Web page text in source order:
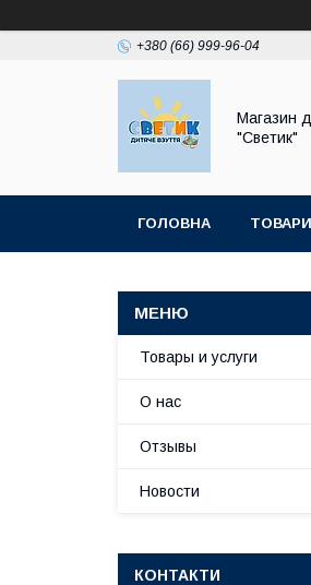
+380 (66) 999-96-04
Магазин
"Светик"
ГОЛОВНА
Товары и услуги
О нас
Отзывы
Новости
КОНТАКТИ